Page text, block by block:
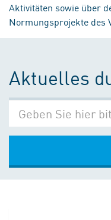
Aktivitäten sowie über
Normungsprojekte des
Aktuelles